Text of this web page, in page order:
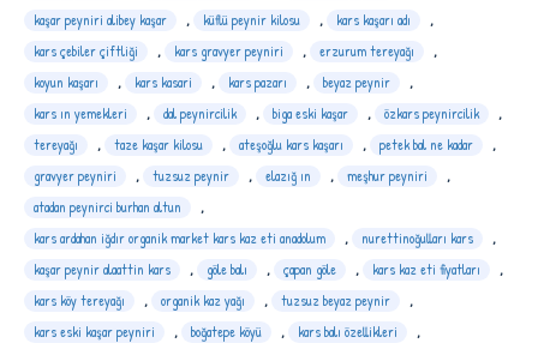
kaşar peyniri alibey kaşar
, küflü peynir kilosu , kars kaşarı adı
,
kars çebiler çiftliği
, kars gravyer peyniri , erzurum tereyağı
,
koyun kaşarı
, kars kasari , kars pazarı , beyaz peynir
,
kars ın yemekleri
, dal peynircilik , biga eski kaşar , özkars peynircilik
,
tereyağı
, taze kaşar kilosu , ateşoğlu kars kaşarı , petek bal ne kadar
,
gravyer peyniri
, tuzsuz peynir , elazığ ın , meşhur peyniri
,
atadan peynirci burhan altun
,
kars ardahan iğdır organik market kars kaz eti anadolum
, nurettinoğulları kars
,
kaşar peynir alaattin kars
, göle balı , çapan göle , kars kaz eti fiyatları
,
kars köy tereyağı
, organik kaz yağı , tuzsuz beyaz peynir
,
kars eski kaşar peyniri
, boğatepe köyü , kars balı özellikleri
,